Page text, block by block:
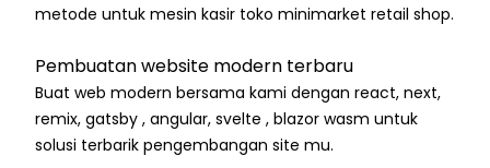
metode untuk mesin kasir toko minimarket retail shop.
Pembuatan website modern terbaru
Buat web modern bersama kami dengan react, next,
remix, gatsby , angular, svelte , blazor wasm untuk
solusi terbarik pengembangan site mu.